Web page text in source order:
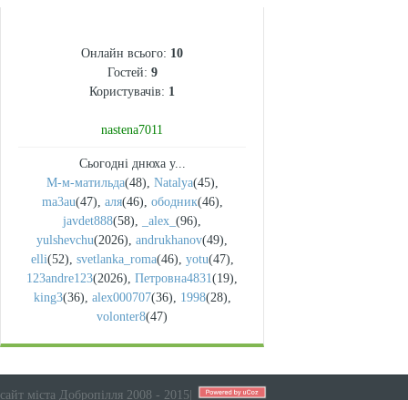
Онлайн всього: 10
Гостей: 9
Користувачів: 1
nastena7011
Сьогодні днюха у...
М-м-матильда(48), Natalya(45),
ma3au(47), аля(46), ободник(46),
javdet888(58), _alex_ (96),
yulshevchu(2026), andrukhanov(49),
elli(52), svetlanka_roma(46), yotu(47),
123andre123(2026), Петровна4831(19),
king3(36), alex000707(36), 1998(28),
volonter8(47)
сайт міста Добропілля 2008 - 2015